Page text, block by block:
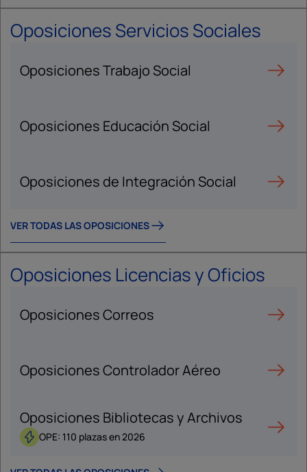
Oposiciones Servicios Sociales
Oposiciones Trabajo Social
Oposiciones Educación Social
Oposiciones de Integración Social
VER TODAS LAS OPOSICIONES
Oposiciones Licencias y Oficios
Oposiciones Correos
Oposiciones Controlador Aéreo
Oposiciones Bibliotecas y Archivos
OPE: 110 plazas en 2026